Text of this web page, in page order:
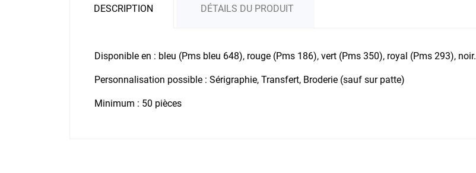
DESCRIPTION DÉTAILS DU PRODUIT
Disponible en : bleu (Pms bleu 648), rouge (Pms 186), vert (Pms 350), royal (Pms 293), noir.
Personnalisation possible : Sérigraphie, Transfert, Broderie (sauf sur patte)
Minimum : 50 pièces